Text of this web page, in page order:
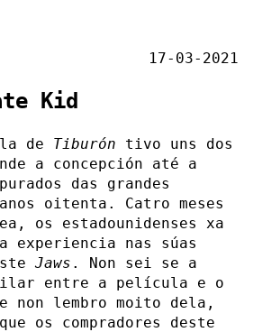
17-03-2021
Kid
de Tiburón tivo uns dos
a concepción até a
das grandes
oitenta. Catro meses
os estadounidenses xa
experiencia nas súas
Jaws . Non sei se a
entre a película e o
non lembro moito dela,
os compradores deste